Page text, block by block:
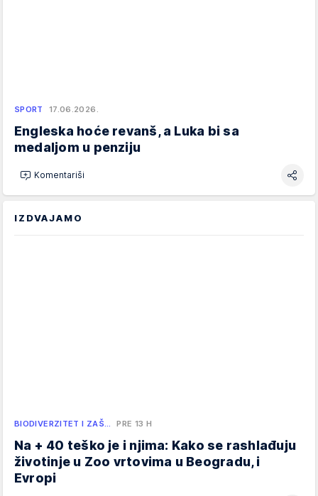
SPORT 17.06.2026.
Engleska hoće revanš, a Luka bi sa
medaljom u penziju
Komentariši
IZDVAJAMO
BIODIVERZITET I ZAŠ… PRE 13 H
Na + 40 teško je i njima: Kako se rashlađuju
životinje u Zoo vrtovima u Beogradu, i
Evropi